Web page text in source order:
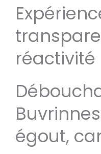
réactivité
égout,